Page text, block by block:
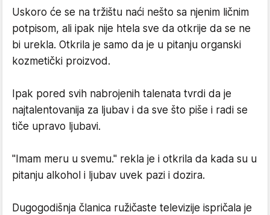
Uskoro će se na tržištu naći nešto sa njenim ličnim
potpisom, ali ipak nije htela sve da otkrije da se ne
bi urekla. Otkrila je samo da je u pitanju organski
kozmetički proizvod.
Ipak pored svih nabrojenih talenata tvrdi da je
najtalentovanija za ljubav i da sve što piše i radi se
tiče upravo ljubavi.
"Imam meru u svemu." rekla je i otkrila da kada su u
pitanju alkohol i ljubav uvek pazi i dozira.
Dugogodišnja članica ružičaste televizije ispričala je